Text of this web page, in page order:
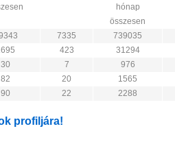
hónap
összesen
7335
739035
423
31294
30 7
976
82 20
1565
90 22 2288
profiljára!